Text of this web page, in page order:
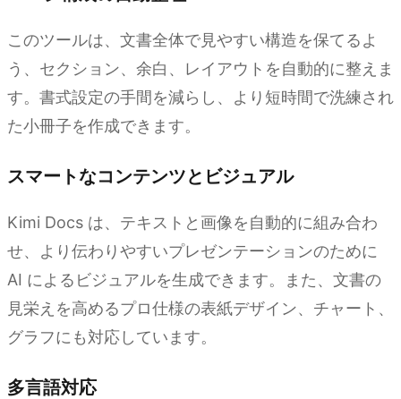
このツールは、文書全体で見やすい構造を保てるよ
う、セクション、余白、レイアウトを自動的に整えま
す。書式設定の手間を減らし、より短時間で洗練され
た小冊子を作成できます。
スマートなコンテンツとビジュアル
Kimi Docs は、テキストと画像を自動的に組み合わ
せ、より伝わりやすいプレゼンテーションのために
AI によるビジュアルを生成できます。また、文書の
見栄えを高めるプロ仕様の表紙デザイン、チャート、
グラフにも対応しています。
多言語対応